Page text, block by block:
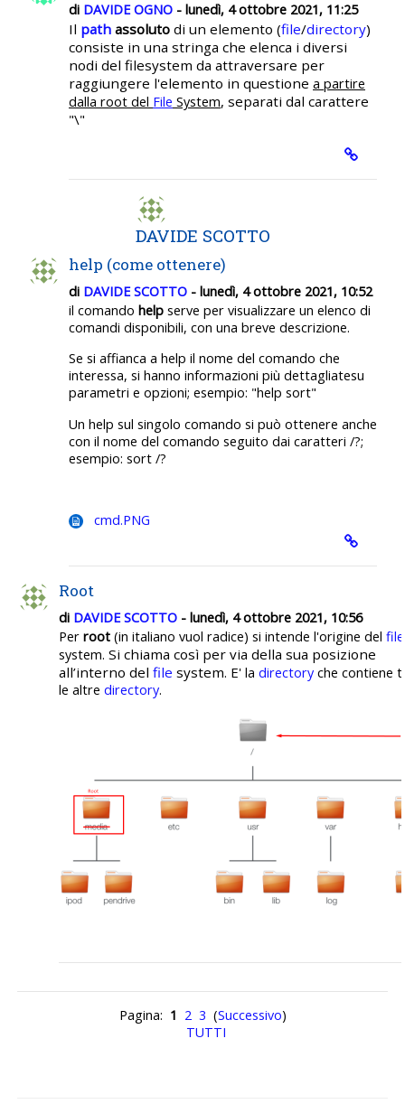
di DAVIDE OGNO - lunedì, 4 ottobre 2021, 11:25
Il path assoluto di un elemento (file/directory)
consiste in una stringa che elenca i diversi
nodi del filesystem da attraversare per
raggiungere l'elemento in questione a partire
dalla root del File System, separati dal carattere
"\"
DAVIDE SCOTTO
help (come ottenere)
di DAVIDE SCOTTO - lunedì, 4 ottobre 2021, 10:52
il comando help serve per visualizzare un elenco di
comandi disponibili, con una breve descrizione.
Se si affianca a help il nome del comando che
interessa, si hanno informazioni più dettagliatesu
parametri e opzioni; esempio: "help sort"
Un help sul singolo comando si può ottenere anche
con il nome del comando seguito dai caratteri /?;
esempio: sort /?
cmd.PNG
Root
di DAVIDE SCOTTO - lunedì, 4 ottobre 2021, 10:56
Perroot (in italiano vuol radice) si intende l'origine delfile
system.Si chiama così per via della sua posizione
all’interno delfile system. E'ladirectory che contiene
le altredirectory.
Pagina: 1 2 3 (Successivo)
TUTTI